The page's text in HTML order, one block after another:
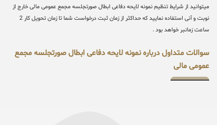
میتوانید از شرایط تنظیم نمونه لایحه دفاعی ابطال صورتجلسه مجمع عمومی مالی خارج از
نوبت و آنی استفاده نمایید که حداکثر از زمان ثبت درخواست شما تا زمان تحویل کار 2
ساعت زمانبر خواهد بود .
سوالات متداول درباره نمونه لایحه دفاعی ابطال صورتجلسه مجمع
عمومی مالی